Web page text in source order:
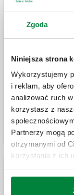
Zgoda
Niniejsza strona
Wykorzystujemy
i reklam, aby
analizować ruch
korzystasz z
Partnerzy mogą
otrzymanymi od
korzystania z ich
Siłowniki